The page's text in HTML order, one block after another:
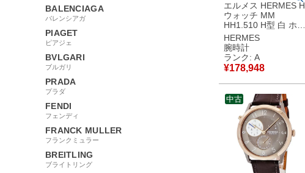
BALENCIAGA
バレンシアガ
PIAGET
ピアジェ
BVLGARI
ブルガリ
PRADA
プラダ
FENDI
フェンディ
FRANCK MULLER
フランクミュラー
BREITLING
ブライトリング
エルメス HERMES H
ウォッチ MM
HH1.510 H型 白 ホワ
イト アラビア ギョウ
シェ メンズ レディー
ス 腕時計クオーツ ホ
ワイト 【中古】中古
美品
HERMES
腕時計
ランク: A
¥178,948
中古